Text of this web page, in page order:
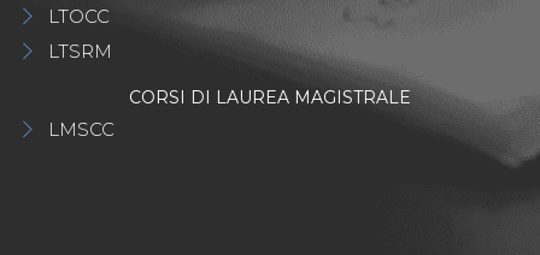
LTOCC
LTSRM
CORSI DI LAUREA MAGISTRALE
LMSCC